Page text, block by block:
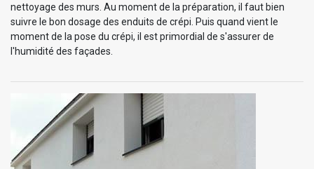
nettoyage des murs. Au moment de la préparation, il faut bien
suivre le bon dosage des enduits de crépi. Puis quand vient le
moment de la pose du crépi, il est primordial de s'assurer de
l'humidité des façades.